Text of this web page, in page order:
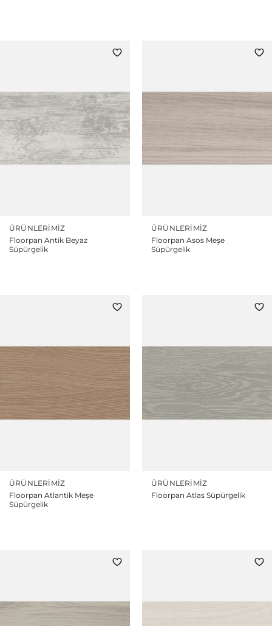
ÜRÜNLERIMIZ
Floorpan Antik Beyaz
Süpürgelik
ÜRÜNLERIMIZ
Floorpan Asos Meşe
Süpürgelik
ÜRÜNLERIMIZ
Floorpan Atlantik Meşe
Süpürgelik
ÜRÜNLERIMIZ
Floorpan Atlas Süpürgelik